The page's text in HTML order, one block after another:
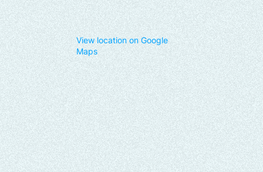
View location on Google
Maps